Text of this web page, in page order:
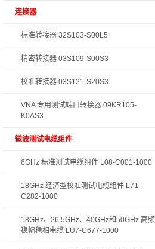
连接器
标准转接器 32S103-S00L5
精密转接器 03S109-S00S3
校准转接器 03S121-S20S3
VNA 专用测试端口转接器 09KR105-
K0AS3
微波测试电缆组件
6GHz 标准测试电缆组件 L08-C001-1000
18GHz 经济型校准测试电缆组件 L71-
C282-1000
18GHz、26.5GHz、40GHz和50GHz 高频
稳幅稳相电缆 LU7-C677-1000